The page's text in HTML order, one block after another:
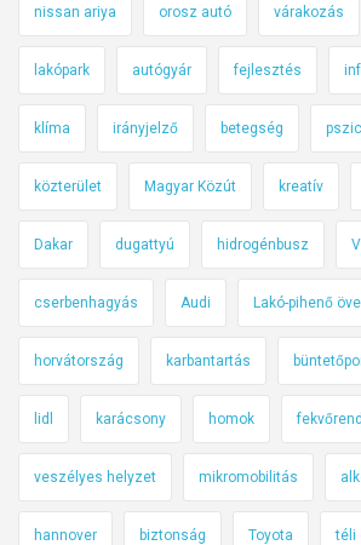
nissan ariya orosz autó várakozás
lakópark autógyár fejlesztés
klíma irányjelző betegség
közterület Magyar Közút kreatív
Dakar dugattyú hidrogénbusz
cserbenhagyás Audi Lakó-pihenő
horvátország karbantartás
lidl karácsony homok
veszélyes helyzet mikromobilitás
hannover biztonság Toyota téli